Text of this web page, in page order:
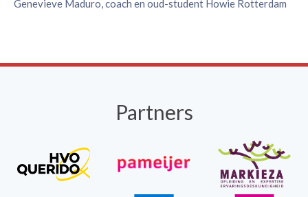
Genevieve Maduro, coach en oud-student Howie Rotterdam
Partners